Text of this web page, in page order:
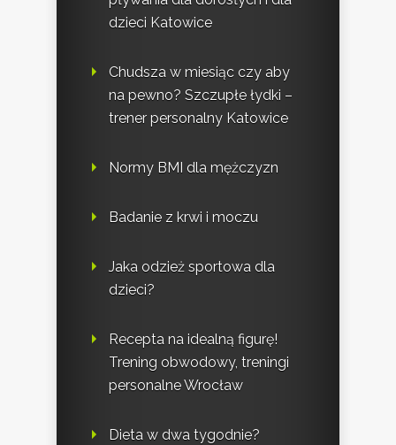
dzieci Katowice
Chudsza w miesiąc czy aby
na pewno? Szczupłe łydki –
trener personalny Katowice
Normy BMI dla mężczyzn
Badanie z krwi i moczu
Jaka odzież sportowa dla
dzieci?
Recepta na idealną figurę!
Trening obwodowy, treningi
personalne Wrocław
Dieta w dwa tygodnie?